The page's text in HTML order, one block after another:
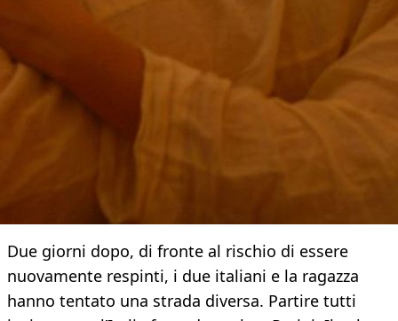
Due giorni dopo, di fronte al rischio di essere
nuovamente respinti, i due italiani e la ragazza
hanno tentato una strada diversa. Partire tutti